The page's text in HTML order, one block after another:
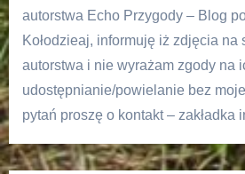
autorstwa Echo Przygody – Blog
Kołodzieaj, informuję iż zdjęcia na
autorstwa i nie wyrażam zgody na
udostępnianie/powielanie bez
pytań proszę o kontakt – zakładka